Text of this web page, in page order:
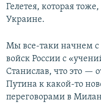
Гелетея, которая
Украине.
Мы все-таки начнем с
войск России с
Станислав, что это —
Путина к какой-то
переговорами в